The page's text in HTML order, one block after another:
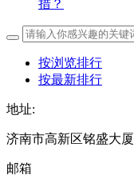
措？
按浏览排行
按最新排行
地址:
济南市高新区铭盛大厦
邮箱